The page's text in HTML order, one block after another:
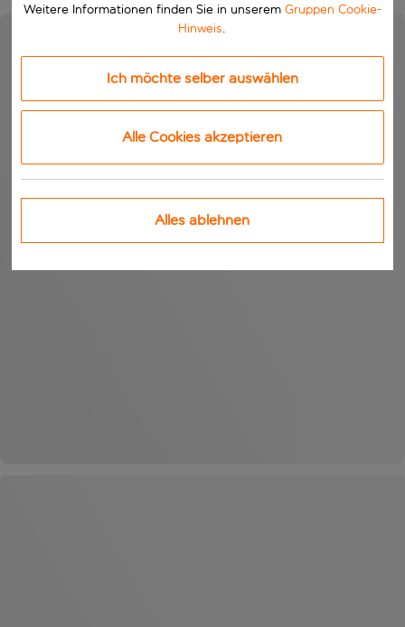
Weitere Informationen finden Sie in unserem Gruppen Cookie-
Hinweis.
Ich möchte selber auswählen
Alle Cookies akzeptieren
Alles ablehnen